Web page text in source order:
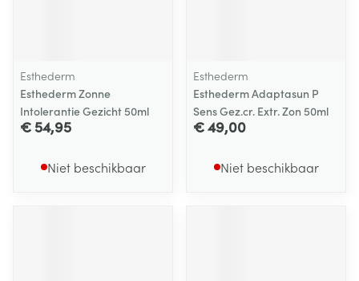
Esthederm
Esthederm Zonne
Intolerantie Gezicht 50ml
€ 54,95
Niet beschikbaar
Esthederm
Esthederm Adaptasun P
Sens Gez.cr. Extr. Zon 50ml
€ 49,00
Niet beschikbaar